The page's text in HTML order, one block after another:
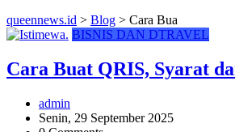
queennews.id > Blog > Cara Bua
BISNIS DAN DTRAVEL
Cara Buat QRIS, Syarat
admin
Senin, 29 September 2025